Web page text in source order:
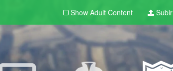
Show Adult Content Subir